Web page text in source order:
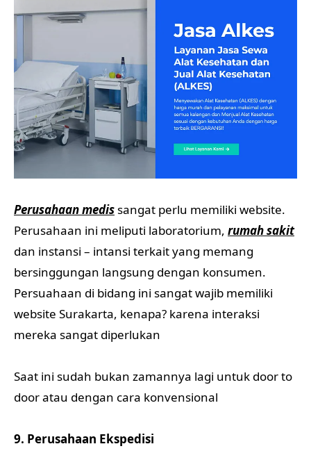
Perusahaan medissangat perlu memiliki website.
Perusahaan ini meliputi laboratorium, rumah sakit
dan instansi – intansi terkait yang memang
bersinggungan langsung dengan konsumen.
Persuahaan di bidang ini sangat wajib memiliki
website Surakarta, kenapa? karena interaksi
mereka sangat diperlukan
Saat ini sudah bukan zamannya lagi untuk door to
door atau dengan cara konvensional
9. Perusahaan Ekspedisi